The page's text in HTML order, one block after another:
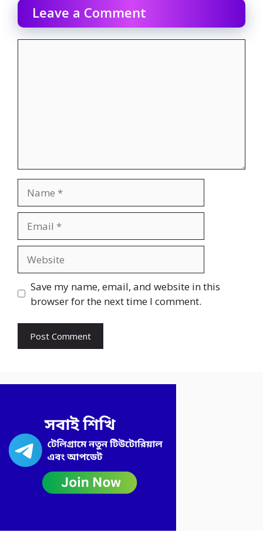
Leave a Comment
Save my name, email, and website in this
browser for the next time I comment.